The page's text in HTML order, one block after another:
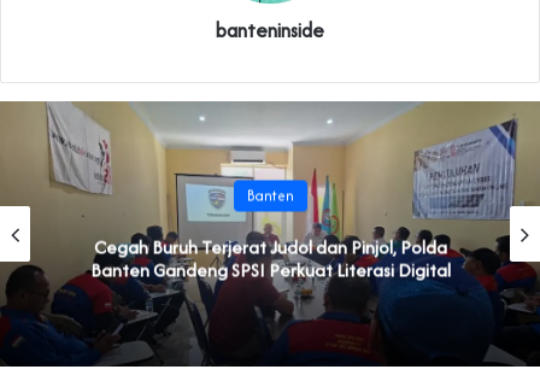
banteninside
Banten
Cegah Buruh Terjerat Judol dan Pinjol, Polda
Banten Gandeng SPSI Perkuat Literasi Digital